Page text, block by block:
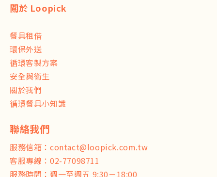
關於 Loopick
餐具租借
環保外送
循環客製方案
安全與衛生
關於我們
循環餐具小知識
服務信箱： contact@loopick.com.tw
客服專線： 02-77098711
服務時間：週一至週五 9:30－18:00